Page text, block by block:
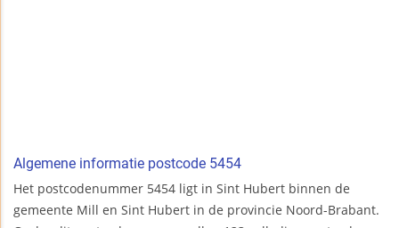
Algemene informatie postcode 5454
Het postcodenummer 5454 ligt in Sint Hubert binnen de
gemeente Mill en Sint Hubert in de provincie Noord-Brabant.